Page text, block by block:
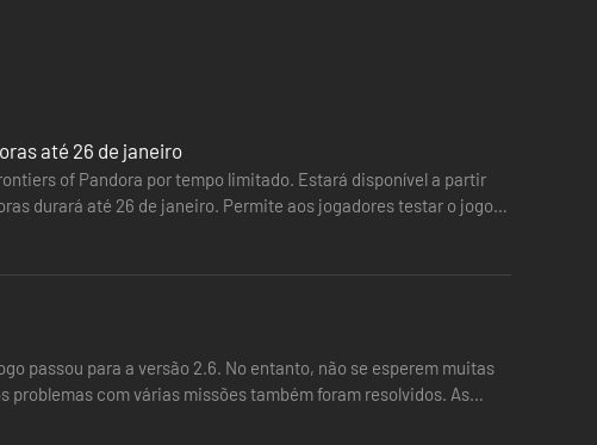
mais destrutivas.
e áudio imersivo.
até 26 de janeiro
of Pandora por tempo limitado. Estará disponível a partir
durará até 26 de janeiro. Permite aos jogadores testar o jogo
passou para a versão 2.6. No entanto, não se esperem muitas
problemas com várias missões também foram resolvidos. As